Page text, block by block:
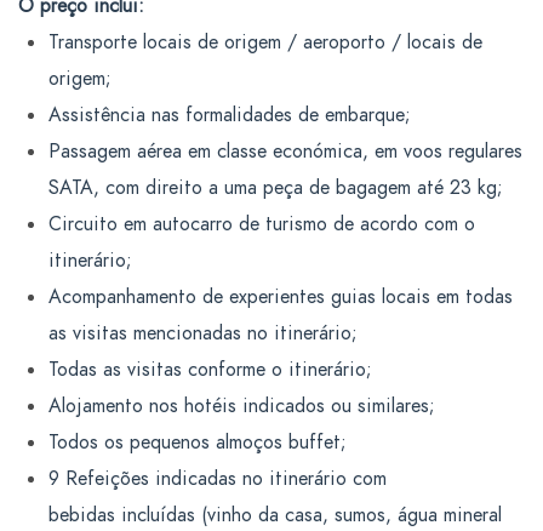
O preço inclui:
Transporte locais de origem / aeroporto / locais de
origem;
Assistência nas formalidades de embarque;
Passagem aérea em classe económica, em voos regulares
SATA, com direito a uma peça de bagagem até 23 kg;
Circuito em autocarro de turismo de acordo com o
itinerário;
Acompanhamento de experientes guias locais em todas
as visitas mencionadas no itinerário;
Todas as visitas conforme o itinerário;
Alojamento nos hotéis indicados ou similares;
Todos os pequenos almoços buffet;
9 Refeições indicadas no itinerário com
bebidas incluídas (vinho da casa, sumos, água mineral